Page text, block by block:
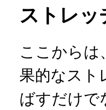
ストレッ
ここからは
果的なスト
ばすだけで